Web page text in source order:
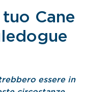
Cane
essere in